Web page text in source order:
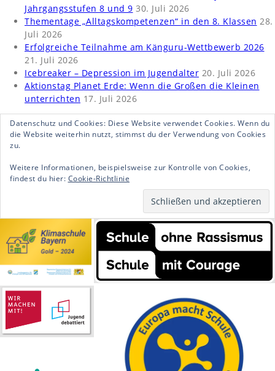
Jahrgangsstufen 8 und 9 30. Juli 2026
Thementage „Alltagskompetenzen“ in den 8. Klassen 28.
Juli 2026
Erfolgreiche Teilnahme am Känguru-Wettbewerb 2026
21. Juli 2026
Icebreaker – Depression im Jugendalter 20. Juli 2026
Aktionstag Planet Erde: Wenn die Großen die Kleinen
unterrichten 17. Juli 2026
Datenschutz und Cookies: Diese Website verwendet Cookies. Wenn du
die Website weiterhin nutzt, stimmst du der Verwendung von Cookies
zu.
Weitere Informationen, beispielsweise zur Kontrolle von Cookies,
findest du hier: Cookie-Richtlinie